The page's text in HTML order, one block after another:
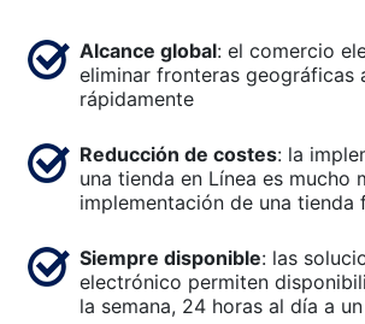
Alcance global: el comercio
eliminar fronteras geográficas
rápidamente
Reducción de costes: la
una tienda en Línea es mucho
implementación de una tienda
Siempre disponible: las
electrónico permiten
la semana, 24 horas al día a